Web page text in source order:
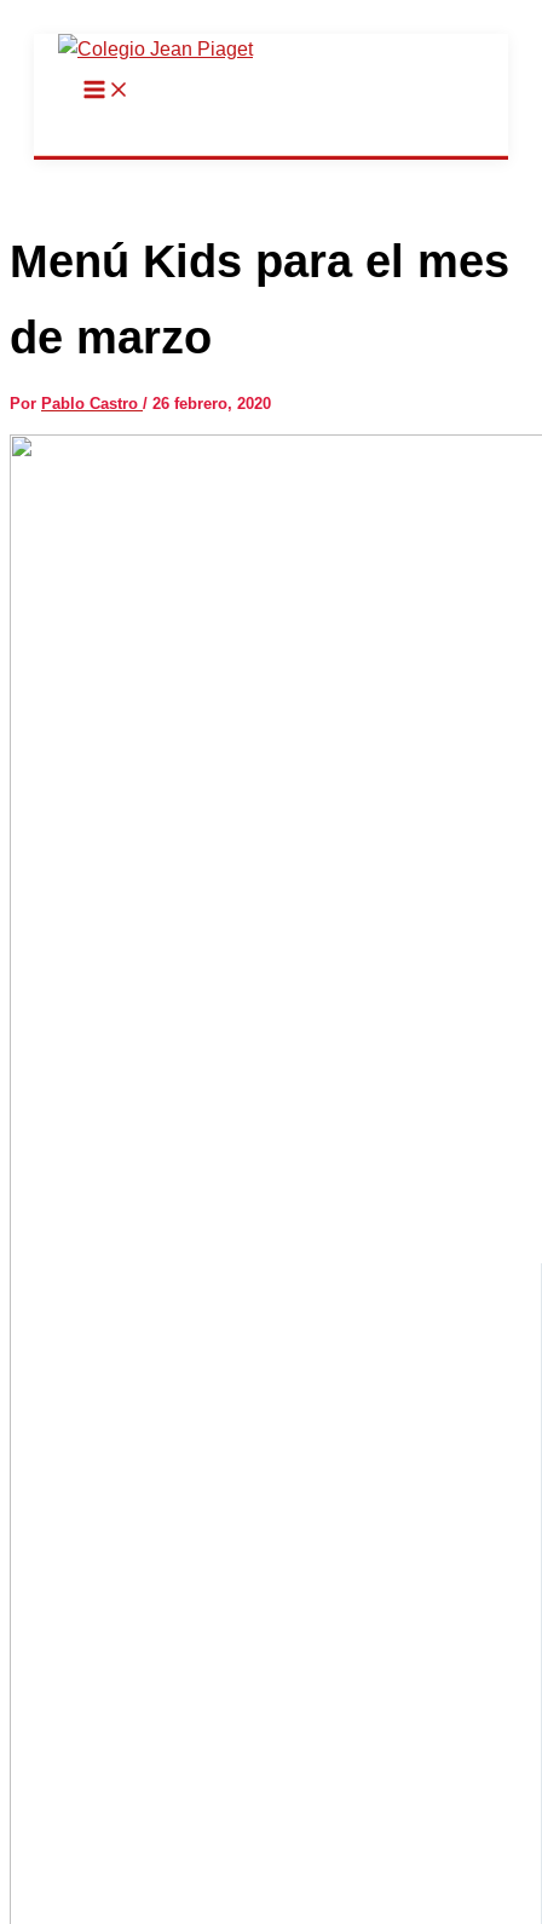
contenido
Menú Kids para el mes
de marzo
Por Pablo Castro / 26 febrero, 2020